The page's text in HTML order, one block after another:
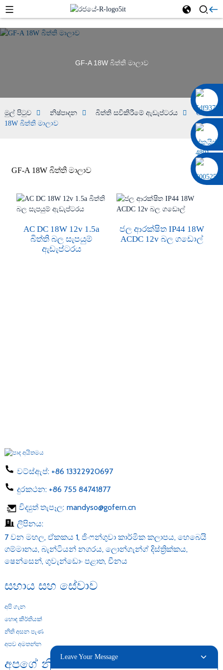
0086 13322920697
GF-A 18W බිත්ති මාලාව
මුල් පිටුව නිෂ්පාදන බිත්ති සවිකිරීමේ ඇඩැප්ටරය
GF-A
18W බිත්ති මාලාව
GF-A 18W බිත්ති මාලාව
AC DC 18W 12v 1.5a
බිත්ති බල සැපයුම්
ඇඩැප්ටරය
ජල ආරක්ෂිත IP44 18W
ACDC 12v බල ගඩොල්
වට්ස්ඇප්: +86 13322920697
දුරකථන: +86 755 84741877
විද්‍යුත් තැපෑල: mandyso@gofern.cn
ලිපිනය:
7 වන මහල, ඒකකය 1, ජිංෆන්ගුවා කාර්මික කලාපය, හෙබෙයි
ගම්මානය, බැන්ටියන් නගරය, ලොන්ගැන්ග් දිස්ත්‍රික්කය,
ෂෙන්සෙන්, ගුවැන්ඩොං පළාත, චීනය
සහාය සහ සේවාව
අපි ගැන
හොඳ කීර්තියක්
නිති අසන පැණ
අපව අමතන්න
අපගේ නිෂ්පාදන
Leave Your Message